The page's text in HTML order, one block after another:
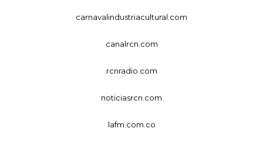
carnavalindustriacultural.com
canalrcn.com
rcnradio.com
noticiasrcn.com
lafm.com.co